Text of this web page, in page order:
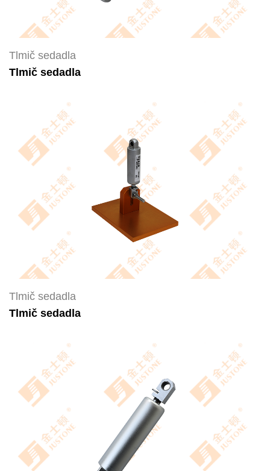
Tlmič sedadla
Tlmič sedadla
Tlmič sedadla
Tlmič sedadla